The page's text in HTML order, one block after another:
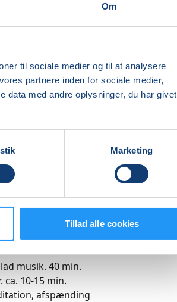
Om
til sociale medier og til at analysere
partnere inden for sociale medier,
data med andre oplysninger, du har givet
Marketing
Tillad alle cookies
at huske på din ryg
arbejder med
og styrkende
hals og
individuelle hensyn.
musik. 40 min.
10-15 min.
afspænding